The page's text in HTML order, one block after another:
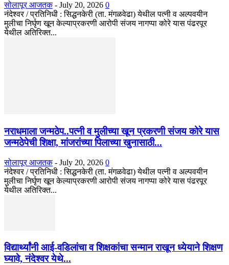
सोलापूर आजतक - July 20, 2026 0
नंदेश्वर / प्रतिनिधी : सिद्धनकेरी (ता. मंगळवेढा) येथील पत्नी व अल्पवयीन
मुलीचा निर्घृण खून केल्याप्रकरणी आरोपी संजय नागप्पा कोरे यास पंढरपूर
येथील अतिरिक्त...
नराधमाला जन्मठेप..पत्नी व मुलीच्या खून प्रकरणी संजय कोरे यास
जन्मठेपेची शिक्षा, मांजरांच्या पिलाच्या खुनासाठी...
सोलापूर आजतक - July 20, 2026 0
नंदेश्वर / प्रतिनिधी : सिद्धनकेरी (ता. मंगळवेढा) येथील पत्नी व अल्पवयीन
मुलीचा निर्घृण खून केल्याप्रकरणी आरोपी संजय नागप्पा कोरे यास पंढरपूर
येथील अतिरिक्त...
विद्यार्थ्यांनी आई-वडिलांचा व शिक्षकांचा सन्मान राखून ध्येयाने शिक्षण
घ्यावे, नंदेश्वर येथे...